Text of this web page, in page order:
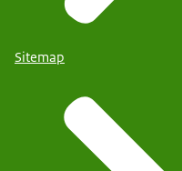
Sitemap